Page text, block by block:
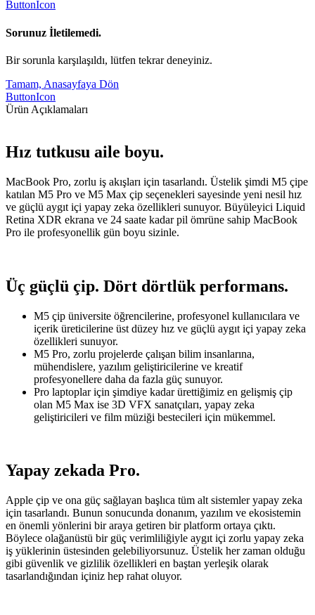
ButtonIcon
Sorunuz İletilemedi.
Bir sorunla karşılaşıldı, lütfen tekrar deneyiniz.
Tamam, Anasayfaya Dön
ButtonIcon
Ürün Açıklamaları
Hız tutkusu aile boyu.
MacBook Pro, zorlu iş akışları için tasarlandı. Üstelik şimdi M5 çipe
katılan M5 Pro ve M5 Max çip seçenekleri sayesinde yeni nesil hız
ve güçlü aygıt içi yapay zeka özellikleri sunuyor. Büyüleyici Liquid
Retina XDR ekrana ve 24 saate kadar pil ömrüne sahip MacBook
Pro ile profesyonellik gün boyu sizinle.
Üç güçlü çip. Dört dörtlük performans.
M5 çip üniversite öğrencilerine, profesyonel kullanıcılara ve
içerik üreticilerine üst düzey hız ve güçlü aygıt içi yapay zeka
özellikleri sunuyor.
M5 Pro, zorlu projelerde çalışan bilim insanlarına,
mühendislere, yazılım geliştiricilerine ve kreatif
profesyonellere daha da fazla güç sunuyor.
Pro laptoplar için şimdiye kadar ürettiğimiz en gelişmiş çip
olan M5 Max ise 3D VFX sanatçıları, yapay zeka
geliştiricileri ve film müziği bestecileri için mükemmel.
Yapay zekada Pro.
Apple çip ve ona güç sağlayan başlıca tüm alt sistemler yapay zeka
için tasarlandı. Bunun sonucunda donanım, yazılım ve ekosistemin
en önemli yönlerini bir araya getiren bir platform ortaya çıktı.
Böylece olağanüstü bir güç verimliliğiyle aygıt içi zorlu yapay zeka
iş yüklerinin üstesinden gelebiliyorsunuz. Üstelik her zaman olduğu
gibi güvenlik ve gizlilik özellikleri en baştan yerleşik olarak
tasarlandığından içiniz hep rahat oluyor.